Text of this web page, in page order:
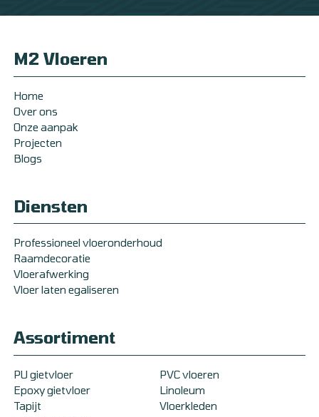
M2 Vloeren
Home
Over ons
Onze aanpak
Projecten
Blogs
Diensten
Professioneel vloeronderhoud
Raamdecoratie
Vloerafwerking
Vloer laten egaliseren
Assortiment
PU gietvloer
PVC vloeren
Epoxy gietvloer
Linoleum
Tapijt
Vloerkleden